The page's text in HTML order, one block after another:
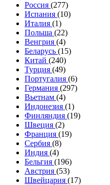
Россия (277)
Испания (10)
Италия (1)
Польша (22)
Венгрия (4)
Беларусь (15)
Китай (240)
Турция (49)
Португалия (6)
Германия (297)
Вьетнам (4)
Индонезия (1)
Финляндия (19)
Швеция (2)
Франция (19)
Сербия (8)
Индия (4)
Бельгия (196)
Австрия (53)
Швейцария (17)